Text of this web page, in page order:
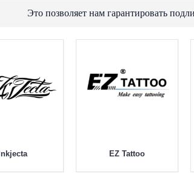
Это позволяет нам гарантировать
Inkjecta EZ Tattoo